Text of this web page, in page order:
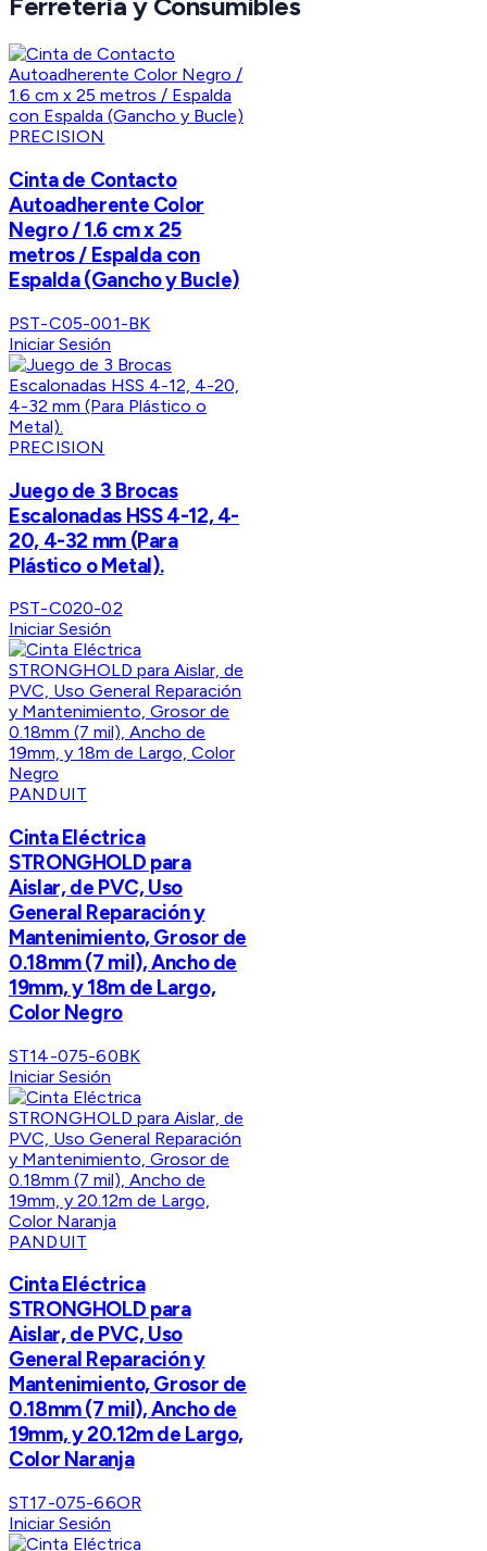
Ferretería y Consumibles
PRECISION
Cinta de Contacto
Autoadherente Color
Negro / 1.6 cm x 25
metros / Espalda con
Espalda (Gancho y Bucle)
PST-C05-001-BK
Iniciar Sesión
PRECISION
Juego de 3 Brocas
Escalonadas HSS 4-12, 4-
20, 4-32 mm (Para
Plástico o Metal).
PST-C020-02
Iniciar Sesión
PANDUIT
Cinta Eléctrica
STRONGHOLD para
Aislar, de PVC, Uso
General Reparación y
Mantenimiento, Grosor de
0.18mm (7 mil), Ancho de
19mm, y 18m de Largo,
Color Negro
ST14-075-60BK
Iniciar Sesión
PANDUIT
Cinta Eléctrica
STRONGHOLD para
Aislar, de PVC, Uso
General Reparación y
Mantenimiento, Grosor de
0.18mm (7 mil), Ancho de
19mm, y 20.12m de Largo,
Color Naranja
ST17-075-66OR
Iniciar Sesión